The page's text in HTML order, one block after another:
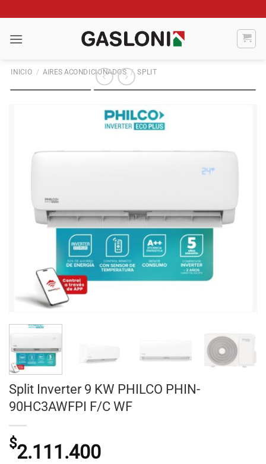
al
contenido
INICIO / AIRES ACONDICIONADOS / SPLIT
Split Inverter 9 KW PHILCO PHIN-
90HC3AWFPI F/C WF
$2.111.400